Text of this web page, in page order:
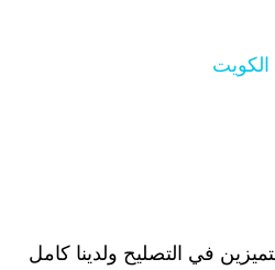
الكويت
في التصليح ولدينا كامل